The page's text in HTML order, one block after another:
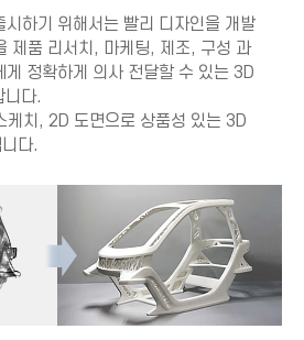
시하기 위해서는 빨리 디자인을 개발
제품 리서치, 마케팅, 제조, 구성 과
게 정확하게 의사 전달할 수 있는 3D
니다.
케치, 2D 도면으로 상품성 있는 3D
다.